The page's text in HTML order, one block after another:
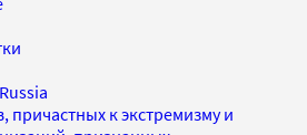
причастных к экстремизму и